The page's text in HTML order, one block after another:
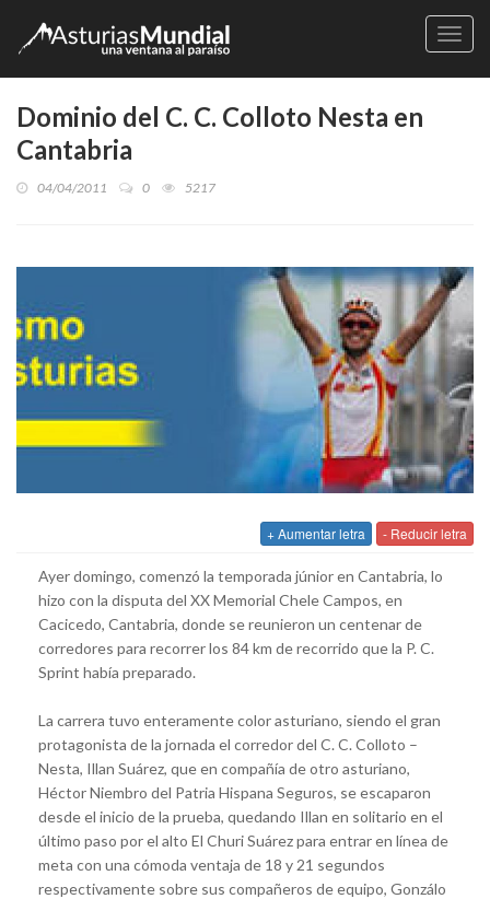
Dominio del C. C. Colloto Nesta en
Cantabria
04/04/2011 0 5217
+ Aumentar letra - Reducir letra
Ayer domingo, comenzó la temporada júnior en Cantabria, lo
hizo con la disputa del XX Memorial Chele Campos, en
Cacicedo, Cantabria, donde se reunieron un centenar de
corredores para recorrer los 84 km de recorrido que la P. C.
Sprint había preparado.
La carrera tuvo enteramente color asturiano, siendo el gran
protagonista de la jornada el corredor del C. C. Colloto –
Nesta, Illan Suárez, que en compañía de otro asturiano,
Héctor Niembro del Patria Hispana Seguros, se escaparon
desde el inicio de la prueba, quedando Illan en solitario en el
último paso por el alto El Churi Suárez para entrar en línea de
meta con una cómoda ventaja de 18 y 21 segundos
respectivamente sobre sus compañeros de equipo, Gonzálo